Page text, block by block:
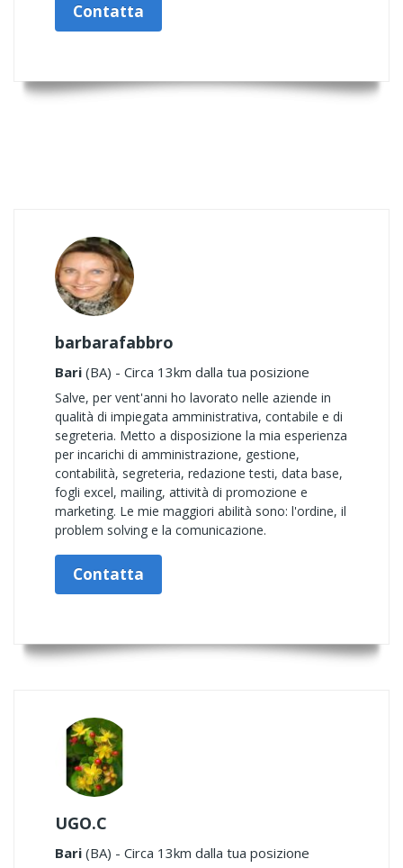
Contatta
barbarafabbro
Bari (BA) - Circa 13km dalla tua posizione
Salve, per vent'anni ho lavorato nelle aziende in
qualità di impiegata amministrativa, contabile e di
segreteria. Metto a disposizione la mia esperienza
per incarichi di amministrazione, gestione,
contabilità, segreteria, redazione testi, data base,
fogli excel, mailing, attività di promozione e
marketing. Le mie maggiori abilità sono: l'ordine, il
problem solving e la comunicazione.
Contatta
UGO.C
Bari (BA) - Circa 13km dalla tua posizione